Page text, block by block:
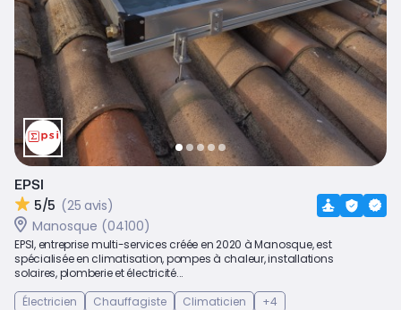
EPSI
5/5 (25 avis)
Manosque (04100)
EPSI, entreprise multi-services créée en 2020 à Manosque, est
spécialisée en climatisation, pompes à chaleur, installations
solaires, plomberie et électricité...
Électricien
Chauffagiste Climaticien +4